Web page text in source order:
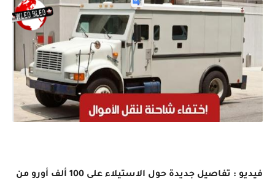
فيديو : تفاصيل جديدة حول الاستيلاء على 100 ألف أورو من